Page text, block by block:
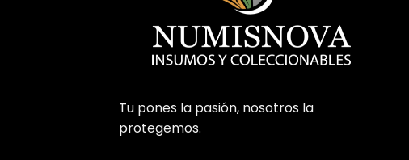
Tu pones la pasión, nosotros la
protegemos.